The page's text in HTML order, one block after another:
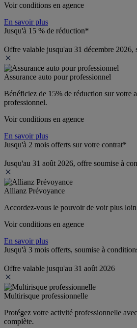
Voir conditions en agence
En savoir plus
Jusqu'à 15 % de réduction*
Offre valable jusqu'au 31 décembre 2026,
Assurance auto pour professionnel
Bénéficiez de 15% de réduction sur votre
professionnel.
Voir conditions en agence
En savoir plus
Jusqu'à 2 mois offerts sur votre contrat*
Jusqu'au 31 août 2026, offre soumise à
Allianz Prévoyance
Accordez-vous le pouvoir de voir plus
Voir conditions en agence
En savoir plus
Jusqu'à 3 mois offerts, soumise à
Offre valable jusqu'au 31 août 2026
Multirisque professionnelle
Protégez votre activité professionnelle
complète.